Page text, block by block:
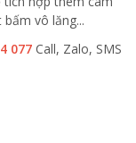
vô lăng...
077 Call, Zalo, SMS